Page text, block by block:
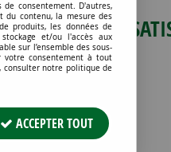
à donner votre avis !
consentement. D'autres,
du contenu, la mesure des
produits, les données de
et/ou l'accès aux
sur l’ensemble des sous-
votre consentement à tout
consulter notre politique de
ACCEPTER TOUT